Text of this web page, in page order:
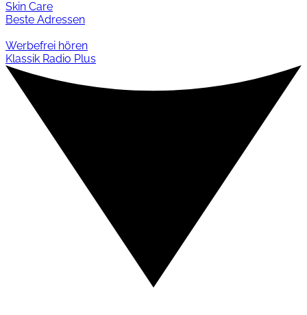
Skin Care
Beste Adressen
Werbefrei hören
Klassik Radio Plus